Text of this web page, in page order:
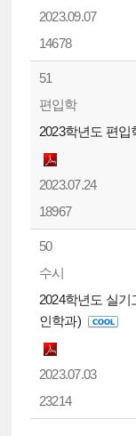
2023.09.07
14678
51
편입학
2023학년도 편
2023.07.24
18967
50
수시
2024학년도 실
인학과)
2023.07.03
23214